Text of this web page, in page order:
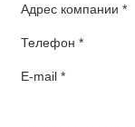
Адрес компании *
Телефон *
E-mail *